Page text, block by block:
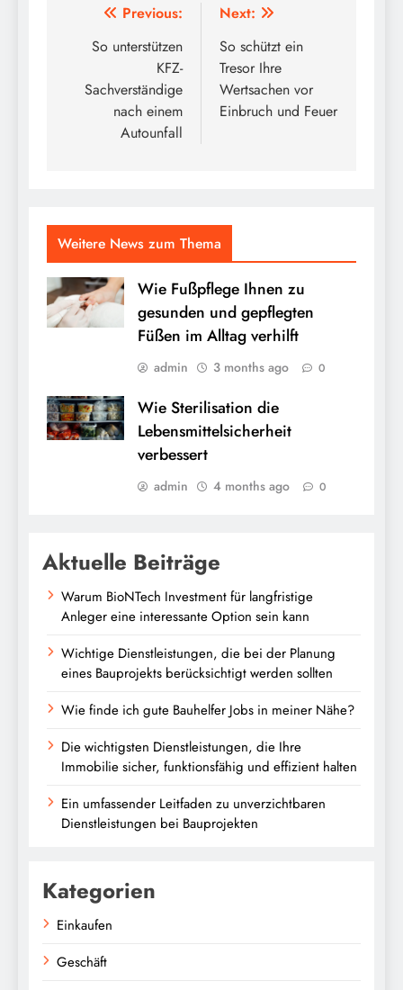
Post
navigation
Previous:
So unterstützen
KFZ-
Sachverständige
nach einem
Autounfall
Next:
So schützt ein
Tresor Ihre
Wertsachen vor
Einbruch und Feuer
Weitere News zum Thema
Wie Fußpflege Ihnen zu
gesunden und gepflegten
Füßen im Alltag verhilft
admin 3 months ago 0
Wie Sterilisation die
Lebensmittelsicherheit
verbessert
admin 4 months ago 0
Aktuelle Beiträge
Warum BioNTech Investment für langfristige
Anleger eine interessante Option sein kann
Wichtige Dienstleistungen, die bei der Planung
eines Bauprojekts berücksichtigt werden sollten
Wie finde ich gute Bauhelfer Jobs in meiner Nähe?
Die wichtigsten Dienstleistungen, die Ihre
Immobilie sicher, funktionsfähig und effizient halten
Ein umfassender Leitfaden zu unverzichtbaren
Dienstleistungen bei Bauprojekten
Kategorien
Einkaufen
Geschäft